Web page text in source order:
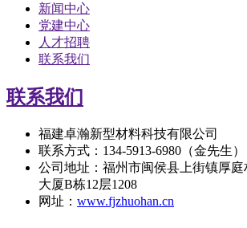
新闻中心
党建中心
人才招聘
联系我们
联系我们
福建卓瀚新型材料科技有限公司
联系方式：134-5913-6980（金先生）
公司地址：福州市闽侯县上街镇厚
大厦B栋12层1208
网址： www.fjzhuohan.cn